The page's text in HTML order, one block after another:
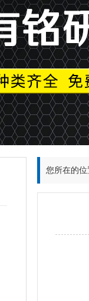
您所在的位